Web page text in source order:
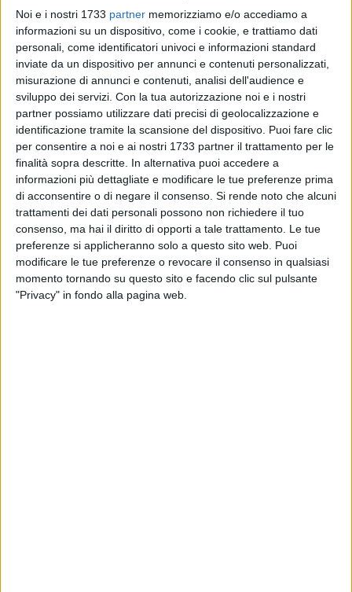
Noi e i nostri 1733 partner memorizziamo e/o accediamo a
informazioni su un dispositivo, come i cookie, e trattiamo dati
personali, come identificatori univoci e informazioni standard
inviate da un dispositivo per annunci e contenuti personalizzati,
misurazione di annunci e contenuti, analisi dell'audience e
sviluppo dei servizi. Con la tua autorizzazione noi e i nostri
partner possiamo utilizzare dati precisi di geolocalizzazione e
identificazione tramite la scansione del dispositivo. Puoi fare clic
per consentire a noi e ai nostri 1733 partner il trattamento per le
finalità sopra descritte. In alternativa puoi accedere a
informazioni più dettagliate e modificare le tue preferenze prima
di acconsentire o di negare il consenso. Si rende noto che alcuni
trattamenti dei dati personali possono non richiedere il tuo
consenso, ma hai il diritto di opporti a tale trattamento. Le tue
preferenze si applicheranno solo a questo sito web. Puoi
modificare le tue preferenze o revocare il consenso in qualsiasi
momento tornando su questo sito e facendo clic sul pulsante
"Privacy" in fondo alla pagina web.
Endorsement di Decaro a Giovanna Bruno per il secondo
mandato sindacale ha aumentato, di fatto, le probabilità di
una candidatura per Giovanni Vurchio, presidente del
consiglio comunale e vicino alla segretaria del Pd Elly
Schlein, alle elezioni regionali nella lista del Pd.
La possibilità di vedere Vurchio concorrere per uno scranno